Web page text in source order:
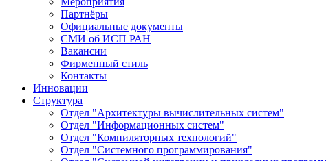
Партнёры
Официальные документы
СМИ об ИСП РАН
Вакансии
Фирменный стиль
Контакты
Инновации
Структура
Отдел "Архитектуры вычислительных систем"
Отдел "Информационных систем"
Отдел "Компиляторных технологий"
Отдел "Системного программирования"